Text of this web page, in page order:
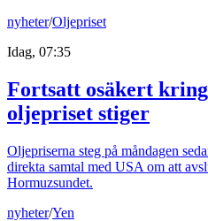
nyheter/Oljepriset
Idag, 07:35
Fortsatt osäkert
oljepriset stiger
Oljepriserna steg på måndagen
direkta samtal med USA om att
Hormuzsundet.
nyheter/Yen